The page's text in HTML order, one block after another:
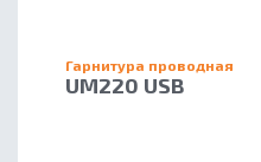
Гарнитура проводная
UM220 USB